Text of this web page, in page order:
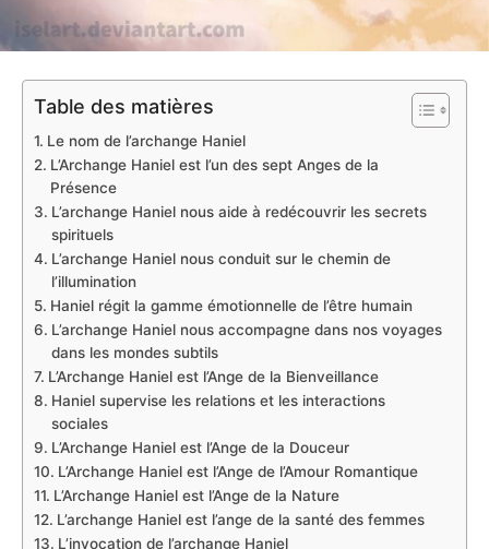
Table des matières
Le nom de l’archange Haniel
L’Archange Haniel est l’un des sept Anges de la
Présence
L’archange Haniel nous aide à redécouvrir les secrets
spirituels
L’archange Haniel nous conduit sur le chemin de
l’illumination
Haniel régit la gamme émotionnelle de l’être humain
L’archange Haniel nous accompagne dans nos voyages
dans les mondes subtils
L’Archange Haniel est l’Ange de la Bienveillance
Haniel supervise les relations et les interactions
sociales
L’Archange Haniel est l’Ange de la Douceur
L’Archange Haniel est l’Ange de l’Amour Romantique
L’Archange Haniel est l’Ange de la Nature
L’archange Haniel est l’ange de la santé des femmes
L’invocation de l’archange Haniel